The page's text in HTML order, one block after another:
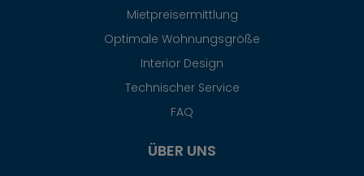
Mietpreisermittlung
Optimale Wohnungsgröße
Interior Design
Technischer Service
FAQ
ÜBER UNS